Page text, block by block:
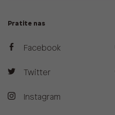
Pratite nas
Facebook
Twitter
Instagram